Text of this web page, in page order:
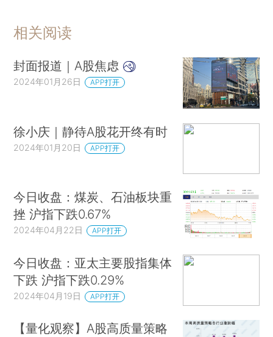
相关阅读
封面报道｜A股焦虑
2024年01月26日 APP打开
徐小庆｜静待A股花开终有时
2024年01月20日 APP打开
今日收盘：煤炭、石油板块重
挫 沪指下跌0.67%
2024年04月22日 APP打开
今日收盘：亚太主要股指集体
下跌 沪指下跌0.29%
2024年04月19日 APP打开
【量化观察】A股高质量策略